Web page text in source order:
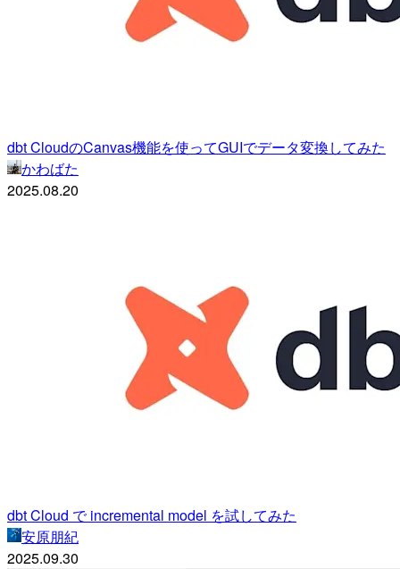
dbt CloudのCanvas機能を使ってGUIでデータ変換してみた
かわばた
2025.08.20
dbt Cloud で incremental model を試してみた
安原朋紀
2025.09.30